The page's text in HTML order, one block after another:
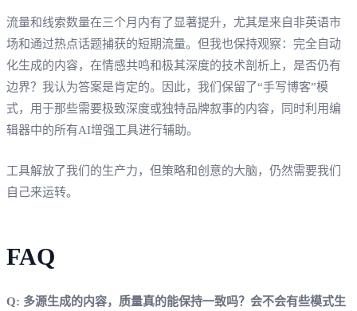
流量和线索数量在三个月内有了显著提升，尤其是来自非英语市
场和通过热点话题捕获的短期流量。但我也保持观察：完全自动
化生成的内容，在情感共鸣和极其深度的技术剖析上，是否仍有
边界？我认为答案是肯定的。因此，我们保留了“手写博客”模
式，用于那些需要极致深度或独特品牌叙事的内容，同时利用编
辑器中的所有AI增强工具进行辅助。
工具解放了我们的生产力，但策略和创意的大脑，仍然需要我们
自己来运转。
FAQ
Q: 多源生成的内容，质量真的能保持一致吗？会不会有些模式生